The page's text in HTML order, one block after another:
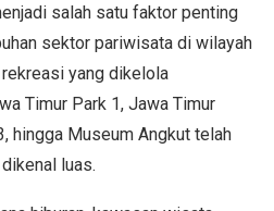
salah satu faktor penting
sektor pariwisata di wilayah
yang dikelola
Timur Park 1, Jawa Timur
hingga Museum Angkut telah
luas.